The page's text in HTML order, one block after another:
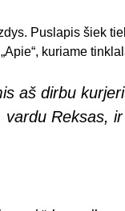
Puslapis šiek
kuriame
aš dirbu
vardu Reksas,